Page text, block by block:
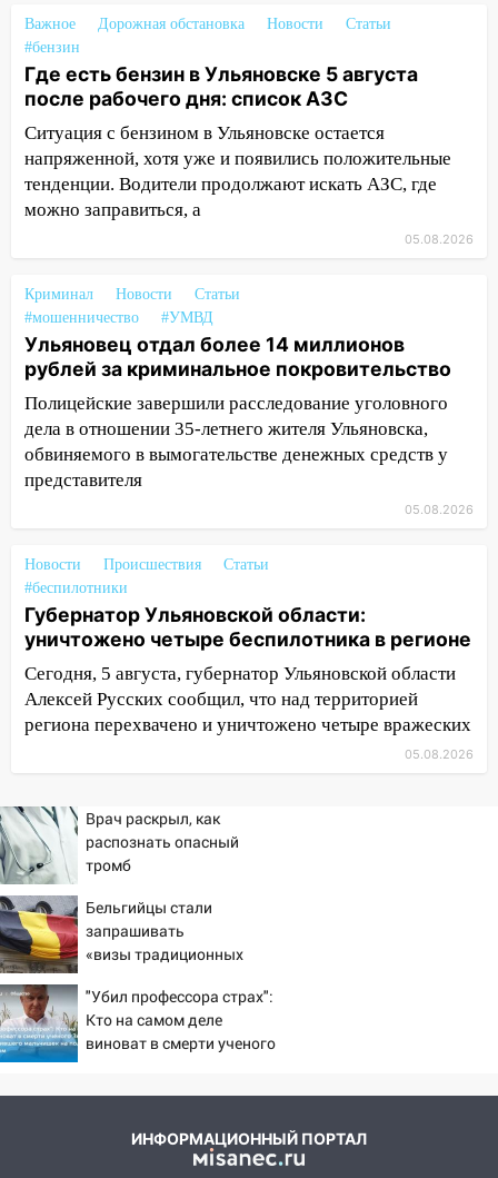
15:32
На «кольце» кроссовер сбил 18-
летнего мопедиста
15:00 В Ульяновске после тройного ДТП
госпитализировали 25-летнего байкера
14:32 На Ульяновскую область
надвигается жара
Пешеход переходил по «зебре»:
13:30 В Димитровграде на улице
Трудовой горело здание
13:00
Водитель без прав врезался в
припаркованный автомобиль
12:37 Переезжал «зебру» на
велосипеде и попал под колеса
11:33 В Засвияжье под колёса авто
попал мужчина
11:17 В Радищевском районе сгорели
хозяйственные постройки
11:00 В Канадее горел жилой дом
Губернатор Ульяновской области:
регионе
10:00
В Ульяновске дотла сгорел
легковой автомобиль
09:39
В Ульяновске будут судить десять
наркодилеров, снабжавших две области
09:25
избившим мужчину в трамвае
08:27
Ульяновская полиция получила
один из шести уникальных автомобилей
в России
Жара отступит: какой будет
погода в Ульяновске днем 5 августа
Важное Дорожная обстановка Новости
Статьи
#бензин
Где есть бензин в Ульяновске 5 августа
после рабочего дня: список АЗС
Ситуация с бензином в Ульяновске остается
напряженной, хотя уже и появились положительные
тенденции. Водители продолжают искать АЗС, где
можно заправиться, а
05.08.2026
Криминал Новости
Статьи
#мошенничество
#УМВД
Ульяновец отдал более 14 миллионов
рублей за криминальное покровительство
Полицейские завершили расследование уголовного
дела в отношении 35-летнего жителя Ульяновска,
обвиняемого в вымогательстве денежных средств у
представителя
05.08.2026
Новости Происшествия
Статьи
#беспилотники
Губернатор Ульяновской области:
уничтожено четыре беспилотника в регионе
Сегодня, 5 августа, губернатор Ульяновской области
Алексей Русских сообщил, что над территорией
региона перехвачено и уничтожено четыре вражеских
05.08.2026
Врач раскрыл, как
распознать опасный
тромб
Бельгийцы стали
запрашивать
«визы традиционных
РФ
"Убил профессора страх":
Кто на самом деле
виноват в смерти ученого
ИНФОРМАЦИОННЫЙ ПОРТАЛ